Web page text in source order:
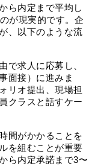
ら内定まで平均し
が現実的です。企
、以下のような流
で求人に応募し、
面接）に進みま
リオ提出、現場担
クラスと話すケー
間がかかることを
を組むことが重要
ら内定承諾まで3〜